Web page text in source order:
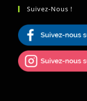
Suivez-Nous !